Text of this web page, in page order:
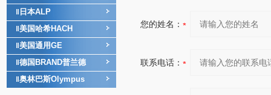
日本ALP
美国哈希HACH
美国通用GE
德国BRAND普兰德
奥林巴斯Olympus
您的姓名：
联系电话：